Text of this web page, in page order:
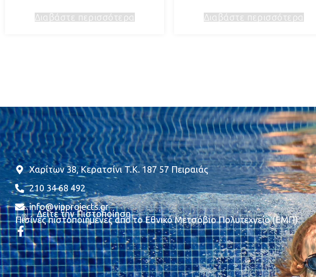
Διαβάστε περισσότερα Διαβάστε περισσότερα
Χαρίτων 38, Κερατσίνι T.K. 187 57 Πειραιάς
210 34 68 492
info@vipprojects.gr
Πισίνες πιστοποιημένες από το Εθνικό Μετσόβιο Πολυτεχνείο (ΕΜΠ)
Δείτε την Πιστοποίηση